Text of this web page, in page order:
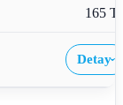
165
Detay›